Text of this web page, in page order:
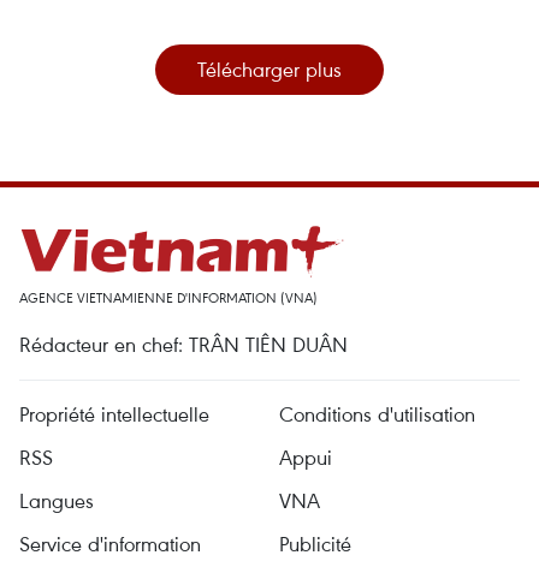
Télécharger plus
AGENCE VIETNAMIENNE D'INFORMATION (VNA)
Rédacteur en chef: TRÂN TIÊN DUÂN
Propriété intellectuelle
Conditions d'utilisation
RSS
Appui
Langues
VNA
Service d'information
Publicité